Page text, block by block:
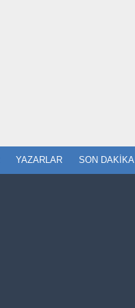
YAZARLAR SON DAKIKA